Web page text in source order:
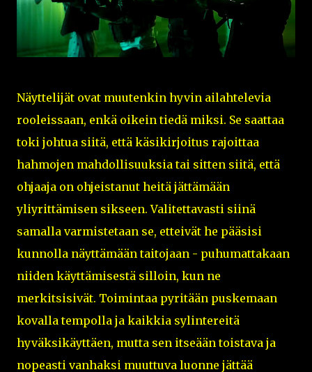
Näyttelijät ovat muutenkin hyvin ailahtelevia
rooleissaan, enkä oikein tiedä miksi. Se saattaa
toki johtua siitä, että käsikirjoitus rajoittaa
hahmojen mahdollisuuksia tai sitten siitä, että
ohjaaja on ohjeistanut heitä jättämään
yliyrittämisen sikseen. Valitettavasti siinä
samalla varmistetaan se, etteivät he pääsisi
kunnolla näyttämään taitojaan - puhumattakaan
niiden käyttämisestä silloin, kun ne
merkitsisivät. Toimintaa pyritään puskemaan
kovalla tempolla ja kaikkia sylintereitä
hyväksikäyttäen, mutta sen itseään toistava ja
nopeasti vanhaksi muuttuva luonne jättää